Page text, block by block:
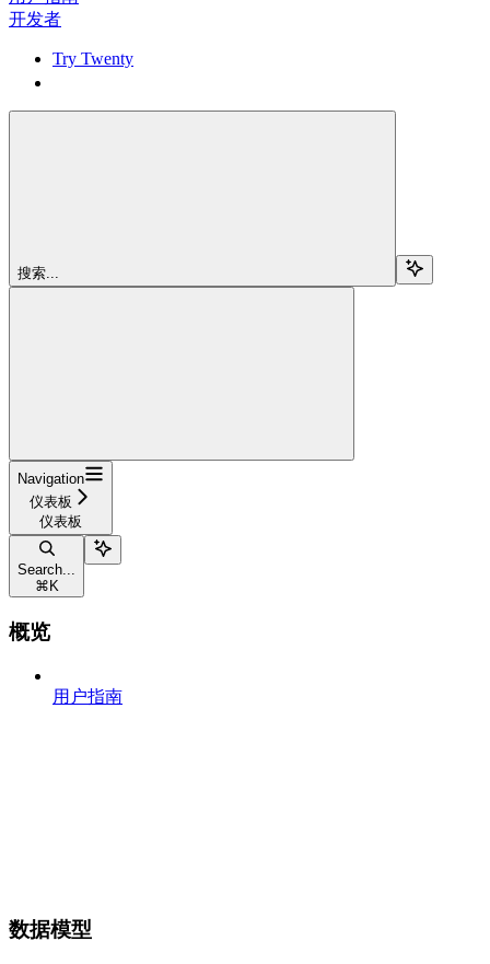
开发者
Try Twenty
搜索...
Navigation
仪表板
仪表板
Search...
⌘ K
概览
用户指南
数据模型